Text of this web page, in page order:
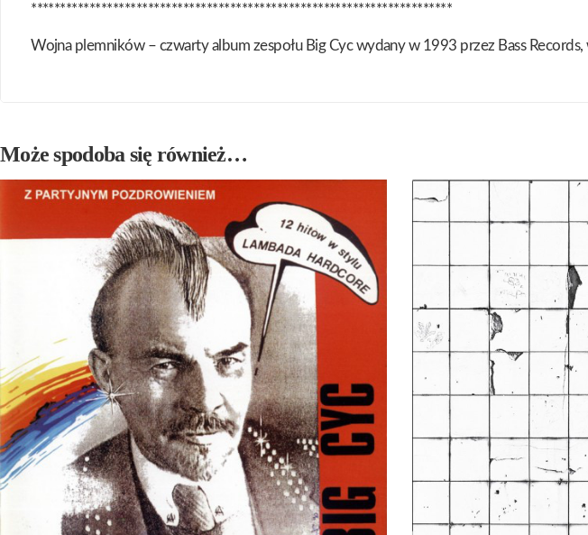
************************************************************************
Wojna plemników – czwarty album zespołu Big Cyc wydany w 1993 przez Bass
Może spodoba się również…